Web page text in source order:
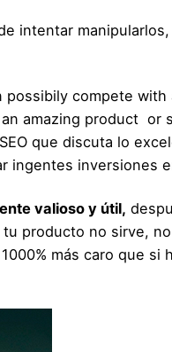
intentar
possibily compete
amazing product or
SEO que discuta lo
ingentes inversiones
valioso y útil,
producto no sirve,
más caro que si